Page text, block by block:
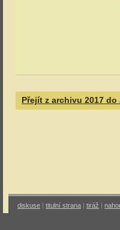
Přejít z archivu 2017
diskuse | titulní strana | tiráž |